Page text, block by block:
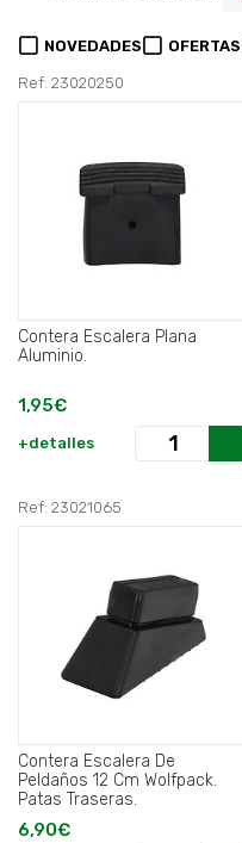
NOVEDADES OFERTAS
Ref: 23020250
Contera Escalera Plana
Aluminio.
1,95€
+detalles
Ref: 23021065
Contera Escalera De
Peldaños 12 Cm Wolfpack.
Patas Traseras.
6,90€